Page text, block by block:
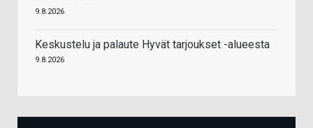
9.8.2026
Keskustelu ja palaute Hyvät tarjoukset -alueesta
9.8.2026